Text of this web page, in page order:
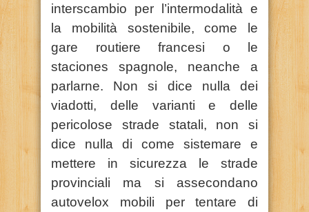
interscambio per l’intermodalità e
la mobilità sostenibile, come le
gare routiere francesi o le
staciones spagnole, neanche a
parlarne. Non si dice nulla dei
viadotti, delle varianti e delle
pericolose strade statali, non si
dice nulla di come sistemare e
mettere in sicurezza le strade
provinciali ma si assecondano
autovelox mobili per tentare di